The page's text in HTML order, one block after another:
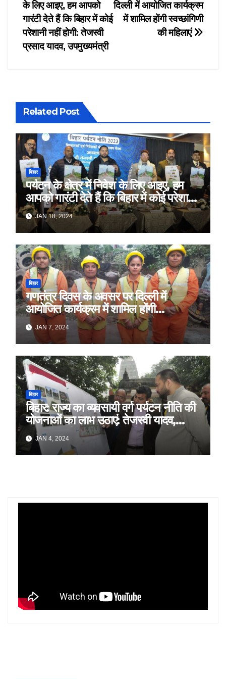
navigation
दिल्ली में आयोजित कार्यक्रम
में शामिल होंगी स्वच्छांगिणी
की महिलाएं
के लिए आइए, हम आपको
गारंटी देते हैं कि बिहार में कोई
परेशानी नहीं होगी: तेजस्वी
प्रसाद यादव, उपमुख्यमंत्री
Related Post
बिहार
पर्यटन के क्षेत्र में निवेश के लिए आइए, हम
आपको गारंटी देते हैं कि बिहार में कोई परेशानी
नहीं होगी: तेजस्वी प्रसाद यादव, उपमुख्यमंत्री
JAN 18, 2024
बिहार
गणतंत्र दिवस के अवसर पर दिल्ली में
आयोजित कार्यक्रम में शामिल होंगी
स्वच्छांगिणी की महिलाएं
JAN 7, 2024
बिहार
बिहार: राज्य का व्यवसायी वर्ग पर्यटन नीति की
योजनाओं का लाभ उठाएं: तेजस्वी यादव,
उपमुख्यमंत्री सह पर्यटन मंत्री
JAN 4, 2024